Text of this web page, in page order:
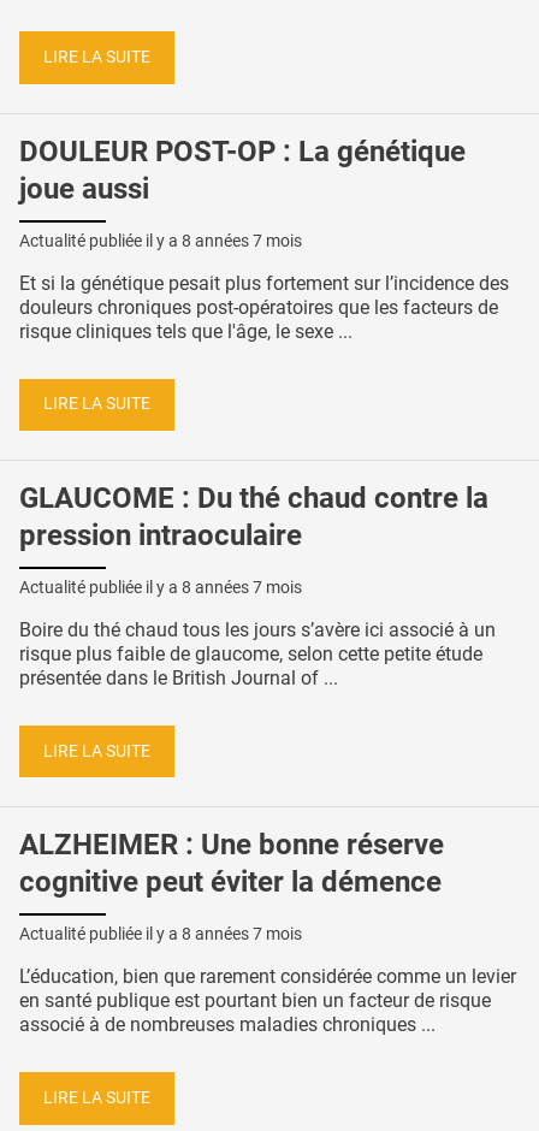
LIRE LA SUITE
DOULEUR POST-OP : La génétique
joue aussi
Actualité publiée il y a 8 années 7 mois
Et si la génétique pesait plus fortement sur l’incidence des
douleurs chroniques post-opératoires que les facteurs de
risque cliniques tels que l'âge, le sexe ...
LIRE LA SUITE
GLAUCOME : Du thé chaud contre la
pression intraoculaire
Actualité publiée il y a 8 années 7 mois
Boire du thé chaud tous les jours s’avère ici associé à un
risque plus faible de glaucome, selon cette petite étude
présentée dans le British Journal of ...
LIRE LA SUITE
ALZHEIMER : Une bonne réserve
cognitive peut éviter la démence
Actualité publiée il y a 8 années 7 mois
L’éducation, bien que rarement considérée comme un levier
en santé publique est pourtant bien un facteur de risque
associé à de nombreuses maladies chroniques ...
LIRE LA SUITE